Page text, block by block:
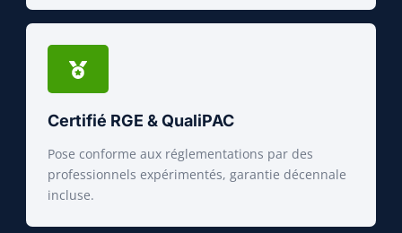
Certifié RGE & QualiPAC
Pose conforme aux réglementations par des
professionnels expérimentés, garantie décennale
incluse.